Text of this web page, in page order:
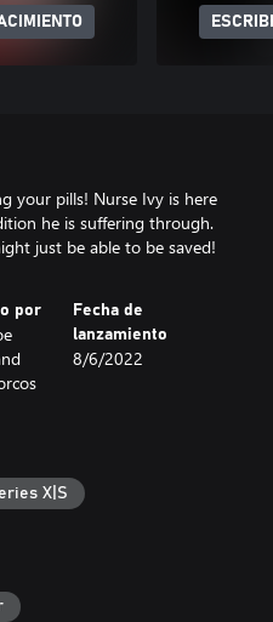
your pills! Nurse Ivy is here
he is suffering through.
just be able to be saved!
por
Fecha de
lanzamiento
8/6/2022
X|S